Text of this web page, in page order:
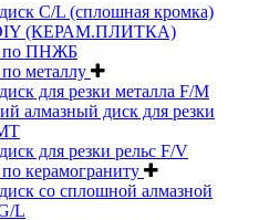
C/L (сплошная кромка)
(КЕРАМ.ПЛИТКА)
по ПНЖБ
металлу
для резки металла F/M
алмазный диск для резки
для резки рельс F/V
керамограниту
со сплошной алмазной
L